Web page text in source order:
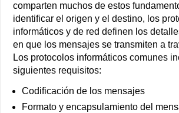
comparten muchos de estos
identificar el origen y el destino, los
informáticos y de red definen los
en que los mensajes se transmiten a
Los protocolos informáticos comunes
siguientes requisitos:
Codificación de los mensajes
Formato y encapsulamiento del